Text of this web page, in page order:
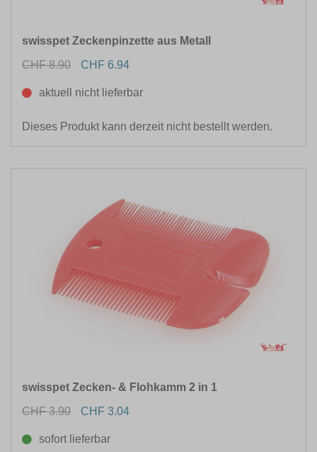
swisspet Zeckenpinzette aus Metall
CHF 8.90
CHF 6.94
aktuell nicht lieferbar
Dieses Produkt kann derzeit nicht bestellt werden.
swisspet Zecken- & Flohkamm 2 in 1
CHF 3.90
CHF 3.04
sofort lieferbar